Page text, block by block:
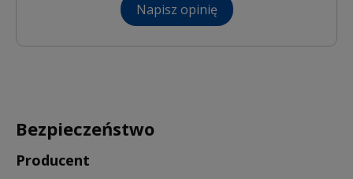
Napisz opinię
Bezpieczeństwo
Producent